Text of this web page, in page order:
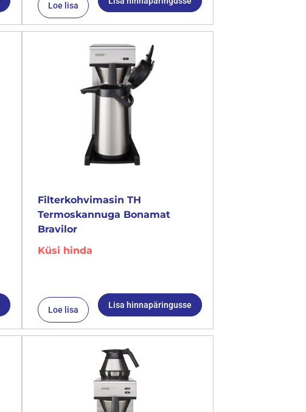
Loe lisa
Filterkohvimasin TH
Termoskannuga Bonamat
Bravilor
Küsi hinda
Loe lisa Lisa hinnapäringusse